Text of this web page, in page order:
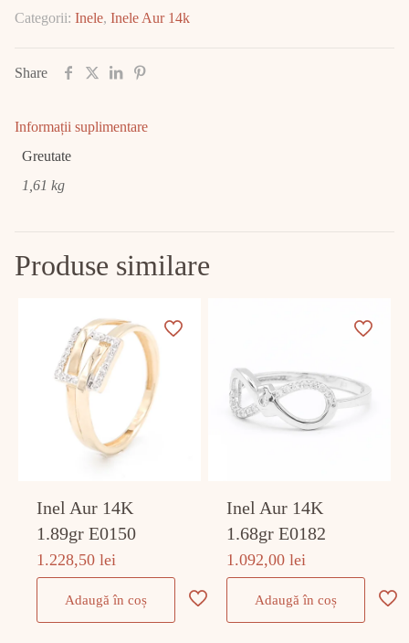
14K
GR
Categorii: Inele, Inele Aur 14k
Share
Informații suplimentare
Greutate
1,61 kg
Produse similare
Inel Aur 14K
1.89gr E0150
1.228,50lei
Adaugă în coș
Inel Aur 14K
1.68gr E0182
1.092,00lei
Adaugă în coș